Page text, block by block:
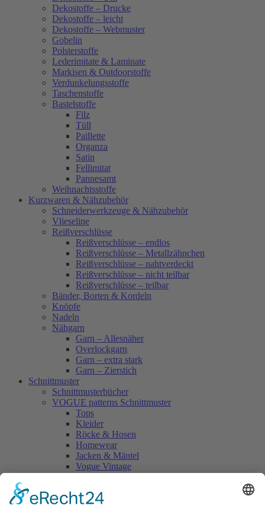
Dekostoffe – Drucke
Dekostoffe – leicht
Dekostoffe – Webmuster
Gobelin
Polsterstoffe
Lederimitate & Laminate
Markisen & Outdoorstoffe
Verdunkelungsstoffe
Taschenstoffe
Bastelstoffe
Filz
Tüll
Paillette
Organza
Satin
Fellimitat
Pannesamt
Weihnachtsstoffe
Kurzwaren & Nähzubehör
Schneiderwerkzeuge & Nähzubehör
Vlieseline
Reißverschlüsse
Reißverschlüsse – endlos
Reißverschlüsse – Metallzähnchen
Reißverschlüsse – nahtverdeckt
Reißverschlüsse – nicht teilbar
Reißverschlüsse – teilbar
Bänder, Borten & Kordeln
Knöpfe
Nadeln
Nähgarn
Garn – Allesnäher
Overlockgarn
Garn – extra stark
Garn – Zierstich
Schnittmuster
Schnittmusterbücher
VOGUE patterns Schnittmuster
Tops
Kleider
Röcke & Hosen
Homewear
Jacken & Mäntel
Vogue Vintage
Accessoires